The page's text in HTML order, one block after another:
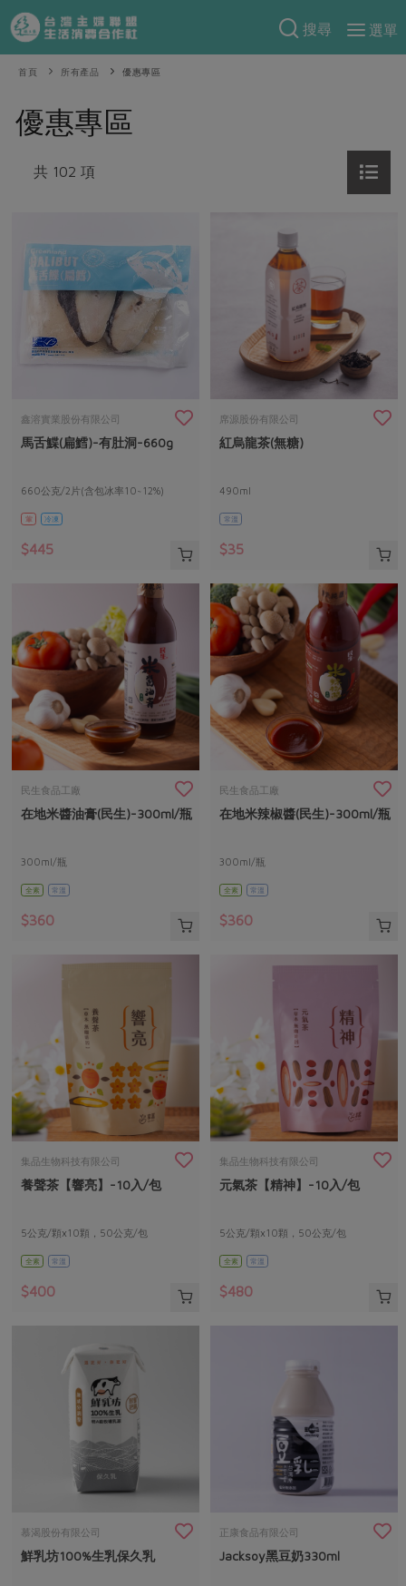
搜尋
選單
產品分類
當季蔬果
一籃菜
芽苗類
奶蛋豆・五穀
蛋
豆製品
水畜加工品
調理食材・點心
調味醬料/南北貨 烘焙
居家好物
美妝保養 個人清潔
家庭清潔 織品
日用品 圖書禮品
素食專區
樂齡友善
食譜料理
肉食
海鮮
蔬食
料理方式
醬料
湯品．鍋物
飲品
主題食譜
異國料理
年菜食譜
高麗菜海鮮煎餅
防災用品預購圓滿結束
2026年端午節預購圓滿結束
更多預購活動
合作25-經典快閃最後一週
合作25-精選產品第三彈
更多當季產品
主婦聯盟X樂齡網特約優惠案
30%rPET紅烏龍茶
2024農業發展計畫年度報告
更多議題活動
把最好的台灣味帶回家！
觀點文章
主婦食堂
社內大小事
產品故事 生活提案
親子食育
廚房瑜伽
減硝酸鹽
減塑減廢
公益金 食農教育
更多議題
生活者e週報
綠主張月刊
關於合作社
認識合作社
關於我們
自主把關
檢驗報告
硝酸鹽檢驗
合作社法規
社務專區
選舉專區
媒體報導
地區活動
活動報下載
重要公告
首頁 所有產品 優惠專區
優惠專區
共 102 項
鑫溶實業股份有限公司
馬舌鰈(扁鱈)-有肚洞-660g
660公克/2片(含包冰率10~12%)
葷 冷凍
$445
席源股份有限公司
紅烏龍茶(無糖)
490ml
常溫
$35
民生食品工廠
在地米醬油膏(民生)-300ml/瓶
300ml/瓶
全素 常溫
$360
民生食品工廠
在地米辣椒醬(民生)-300ml/瓶
300ml/瓶
全素 常溫
$360
集品生物科技有限公司
養聲茶【響亮】-10入/包
5公克/顆x10顆，50公克/包
全素 常溫
$400
集品生物科技有限公司
元氣茶【精神】-10入/包
5公克/顆x10顆，50公克/包
全素 常溫
$480
慕渴股份有限公司
鮮乳坊100%生乳保久乳
正康食品有限公司
Jacksoy黑豆奶330ml